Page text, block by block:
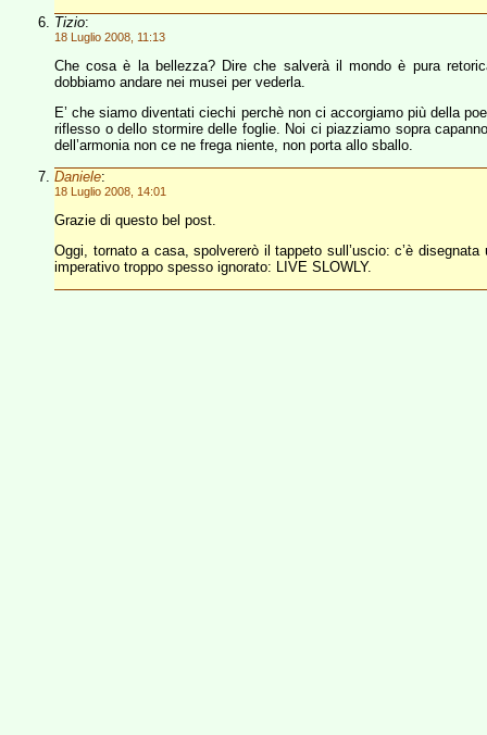
Tizio:
18 Luglio 2008, 11:13
Che cosa è la bellezza? Dire che salverà il mondo è pura
dobbiamo andare nei musei per vederla.
E’ che siamo diventati ciechi perchè non ci accorgiamo più della
riflesso o dello stormire delle foglie. Noi ci piazziamo sopra
dell’armonia non ce ne frega niente, non porta allo sballo.
Daniele:
18 Luglio 2008, 14:01
Grazie di questo bel post.
Oggi, tornato a casa, spolvererò il tappeto sull’uscio: c’è
imperativo troppo spesso ignorato: LIVE SLOWLY.